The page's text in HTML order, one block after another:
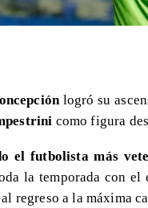
logró su
como figura
el futbolista más
la temporada con el
regreso a la máxima